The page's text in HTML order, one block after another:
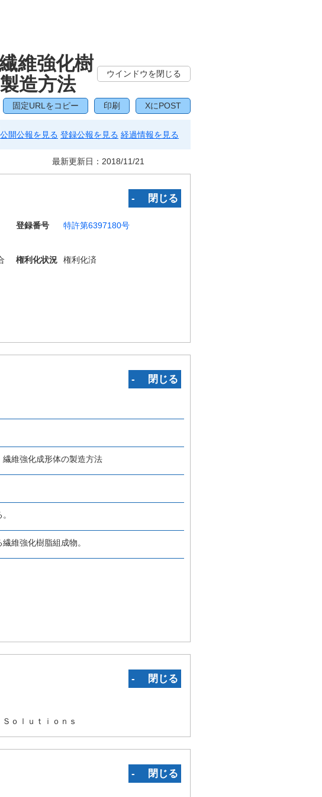
維強化樹
造方法
ウインドウを閉じる
固定URLをコピー 印刷 XにPOST
公開公報を見る 登録公報を見る 経過情報を見る
最新更新日： 2018/11/21
‐ 閉じる
登録番号
特許第6397180号
権利化状況 権利化済
‐ 閉じる
維強化成形体の製造方法
維強化樹脂組成物。
‐ 閉じる
ｏｌｕｔｉｏｎｓ
‐ 閉じる